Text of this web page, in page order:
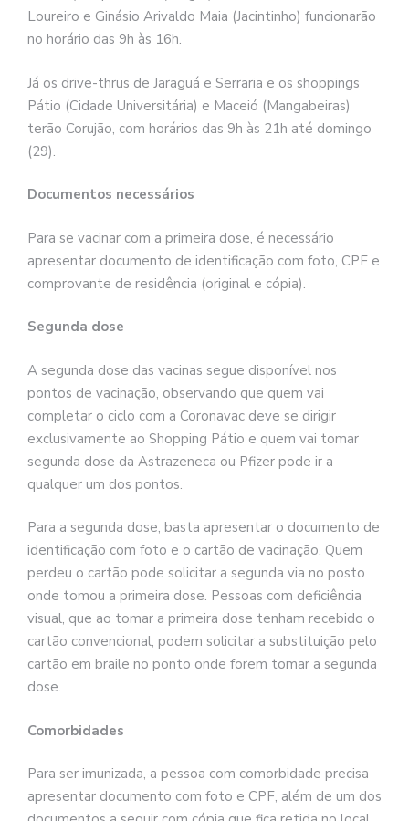
Loureiro e Ginásio Arivaldo Maia (Jacintinho) funcionarão
no horário das 9h às 16h.
Já os drive-thrus de Jaraguá e Serraria e os shoppings
Pátio (Cidade Universitária) e Maceió (Mangabeiras)
terão Corujão, com horários das 9h às 21h até domingo
(29).
Documentos necessários
Para se vacinar com a primeira dose, é necessário
apresentar documento de identificação com foto, CPF e
comprovante de residência (original e cópia).
Segunda dose
A segunda dose das vacinas segue disponível nos
pontos de vacinação, observando que quem vai
completar o ciclo com a Coronavac deve se dirigir
exclusivamente ao Shopping Pátio e quem vai tomar
segunda dose da Astrazeneca ou Pfizer pode ir a
qualquer um dos pontos.
Para a segunda dose, basta apresentar o documento de
identificação com foto e o cartão de vacinação. Quem
perdeu o cartão pode solicitar a segunda via no posto
onde tomou a primeira dose. Pessoas com deficiência
visual, que ao tomar a primeira dose tenham recebido o
cartão convencional, podem solicitar a substituição pelo
cartão em braile no ponto onde forem tomar a segunda
dose.
Comorbidades
Para ser imunizada, a pessoa com comorbidade precisa
apresentar documento com foto e CPF, além de um dos